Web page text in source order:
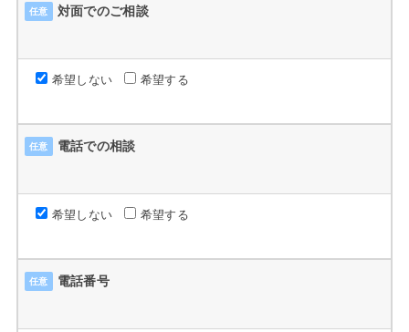
任意 対面でのご相談
希望しない 希望する
任意 電話での相談
希望しない 希望する
任意 電話番号